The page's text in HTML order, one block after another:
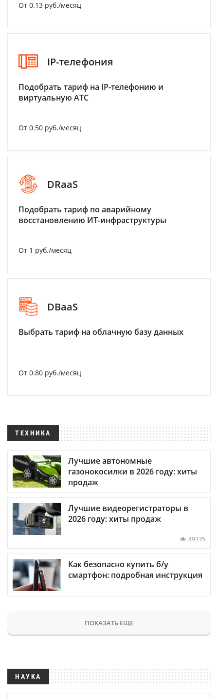
От 0.13 руб./месяц
IP-телефония
Подобрать тариф на IP-телефонию и
виртуальную АТС
От 0.50 руб./месяц
DRaaS
Подобрать тариф по аварийному
восстановлению ИТ-инфраструктуры
От 1 руб./месяц
DBaaS
Выбрать тариф на облачную базу данных
От 0.80 руб./месяц
ТЕХНИКА
Лучшие автономные
газонокосилки в 2026 году: хиты
продаж
Лучшие видеорегистраторы в
2026 году: хиты продаж
49335
Как безопасно купить б/у
смартфон: подробная инструкция
ПОКАЗАТЬ ЕЩЕ
НАУКА